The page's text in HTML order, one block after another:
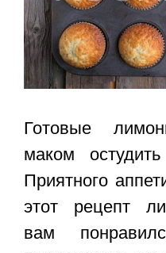
Готовые
маком
Приятного
этот рецепт
вам